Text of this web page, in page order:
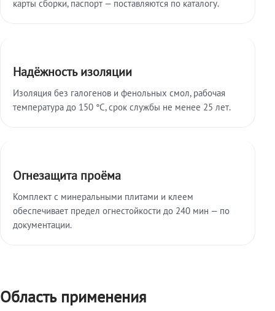
карты сборки, паспорт — поставляются по каталогу.
Надёжность изоляции
Изоляция без галогенов и фенольных смол, рабочая
температура до 150 °C, срок службы не менее 25 лет.
Огнезащита проёма
Комплект с минеральными плитами и клеем
обеспечивает предел огнестойкости до 240 мин — по
документации.
Область применения